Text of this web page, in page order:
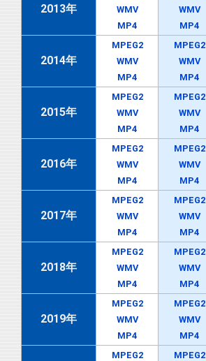
2013年
WMV
MP4
WMV
MP4
2014年
MPEG2
WMV
MP4
MPEG2
WMV
MP4
2015年
MPEG2
WMV
MP4
MPEG2
WMV
MP4
2016年
MPEG2
WMV
MP4
MPEG2
WMV
MP4
2017年
MPEG2
WMV
MP4
MPEG2
WMV
MP4
2018年
MPEG2
WMV
MP4
MPEG2
WMV
MP4
2019年
MPEG2
WMV
MP4
MPEG2
WMV
MP4
MPEG2 MPEG2